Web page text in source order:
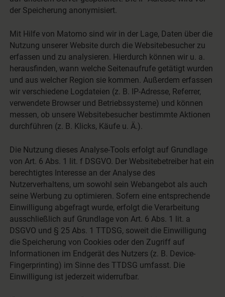
der Speicherung anonymisiert.
Mit Hilfe von Matomo sind wir in der Lage, Daten über die
Nutzung unserer Website durch die Websitebesucher zu
erfassen und zu analysieren. Hierdurch können wir u. a.
herausfinden, wann welche Seitenaufrufe getätigt wurden
und aus welcher Region sie kommen. Außerdem erfassen
wir verschiedene Logdateien (z. B. IP-Adresse, Referrer,
verwendete Browser und Betriebssysteme) und können
messen, ob unsere Websitebesucher bestimmte Aktionen
durchführen (z. B. Klicks, Käufe u. Ä.).
Die Nutzung dieses Analyse-Tools erfolgt auf Grundlage
von Art. 6 Abs. 1 lit. f DSGVO. Der Websitebetreiber hat ein
berechtigtes Interesse an der Analyse des
Nutzerverhaltens, um sowohl sein Webangebot als auch
seine Werbung zu optimieren. Sofern eine entsprechende
Einwilligung abgefragt wurde, erfolgt die Verarbeitung
ausschließlich auf Grundlage von Art. 6 Abs. 1 lit. a
DSGVO und § 25 Abs. 1 TTDSG, soweit die Einwilligung
die Speicherung von Cookies oder den Zugriff auf
Informationen im Endgerät des Nutzers (z. B. Device-
Fingerprinting) im Sinne des TTDSG umfasst. Die
Einwilligung ist jederzeit widerrufbar.